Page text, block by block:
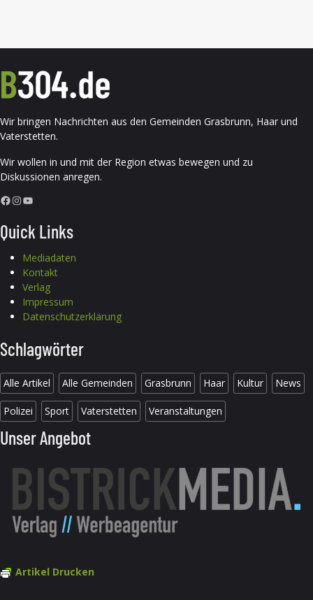
Wir bringen Nachrichten aus den Gemeinden Grasbrunn, Haar und
Vaterstetten.
Wir wollen in und mit der Region etwas bewegen und zu
Diskussionen anregen.
Facebook InstagramYouTube
Quick Links
Mediadaten
Kontakt
Verlag
Impressum
Datenschutzerklärung
Schlagwörter
Alle Artikel Alle Gemeinden Grasbrunn Haar Kultur News
Polizei Sport Vaterstetten Veranstaltungen
Unser Angebot
Artikel Drucken